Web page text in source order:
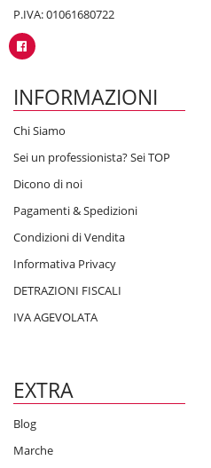
P.IVA: 01061680722
INFORMAZIONI
Chi Siamo
Sei un professionista? Sei TOP
Dicono di noi
Pagamenti & Spedizioni
Condizioni di Vendita
Informativa Privacy
DETRAZIONI FISCALI
IVA AGEVOLATA
EXTRA
Blog
Marche